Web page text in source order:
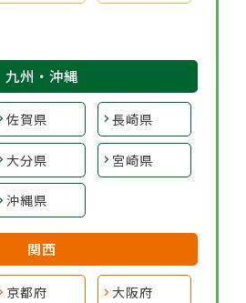
九州・沖縄
佐賀県 長崎県
大分県 宮崎県
沖縄県
関西
京都府 大阪府